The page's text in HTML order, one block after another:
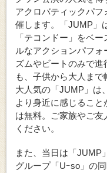
アクロバティックパ
催します。「JUMP」
「テコンドー」をベ
ルなアクションパフォ
ズムやビートのみで
も、子供から大人ま
大人気の「JUMP」は
より身近に感じるこ
は無料。ご家族やご
ください。
また、当日は「JUMP
グループ「Uｰso」の